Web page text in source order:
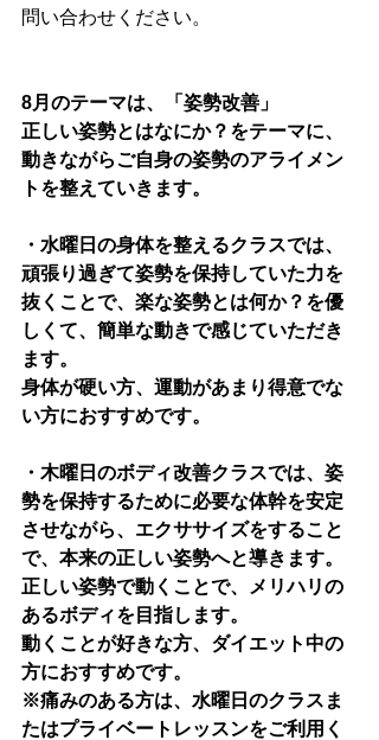
問い合わせください。
8月のテーマは、「姿勢改善」
正しい姿勢とはなにか？をテーマに、
動きながらご自身の姿勢のアライメン
トを整えていきます。
・水曜日の身体を整えるクラスでは、
頑張り過ぎて姿勢を保持していた力を
抜くことで、楽な姿勢とは何か？を優
しくて、簡単な動きで感じていただき
ます。
身体が硬い方、運動があまり得意でな
い方におすすめです。
・木曜日のボディ改善クラスでは、姿
勢を保持するために必要な体幹を安定
させながら、エクササイズをすること
で、本来の正しい姿勢へと導きます。
正しい姿勢で動くことで、メリハリの
あるボディを目指します。
動くことが好きな方、ダイエット中の
方におすすめです。
※痛みのある方は、水曜日のクラスま
たはプライベートレッスンをご利用く